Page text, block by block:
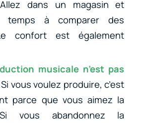
dans un magasin et
temps à comparer des
confort est également
musicale n’est pas
Si vous voulez produire, c’est
parce que vous aimez la
vous abandonnez la